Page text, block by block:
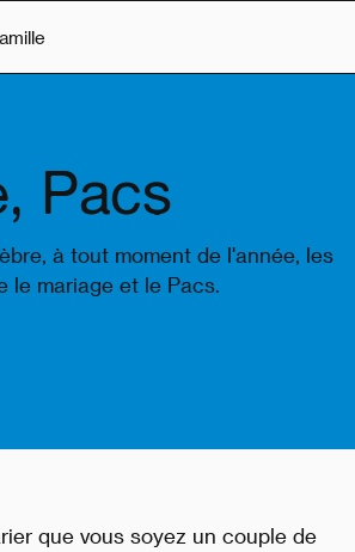
Pacs
à tout moment de l'année, les
le mariage et le Pacs.
que vous soyez un couple de